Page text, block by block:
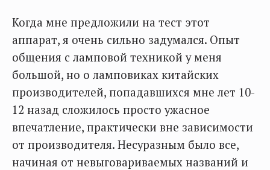
Когда мне предложили на тест этот
аппарат, я очень сильно задумался. Опыт
общения с ламповой техникой у меня
большой, но о ламповиках китайских
производителей, попадавшихся мне лет 10-
12 назад сложилось просто ужасное
впечатление, практически вне зависимости
от производителя. Несуразным было все,
начиная от невыговариваемых названий и